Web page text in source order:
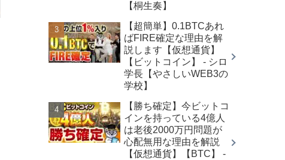
【桐生奏】
【超簡単】0.1BTCあれ
ばFIRE確定な理由を解
説します【仮想通貨】
【ビットコイン】 - シロ
学長【やさしいWEB3の
学校】
【勝ち確定】今ビットコ
インを持っている4億人
は老後2000万円問題が
心配無用な理由を解説
【仮想通貨】【BTC】 -